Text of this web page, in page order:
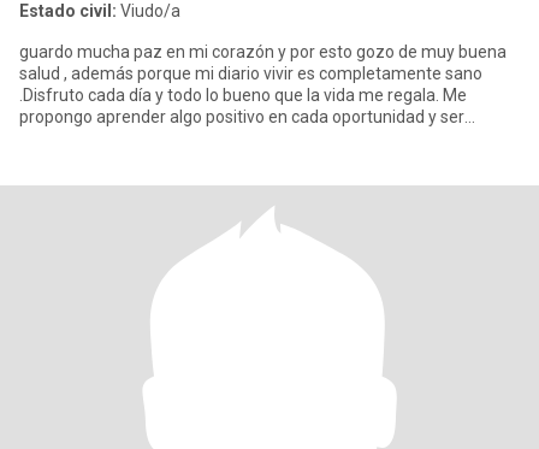
Estado civil: Viudo/a
guardo mucha paz en mi corazón y por esto gozo de muy buena
salud , además porque mi diario vivir es completamente sano
.Disfruto cada día y todo lo bueno que la vida me regala. Me
propongo aprender algo positivo en cada oportunidad y ser